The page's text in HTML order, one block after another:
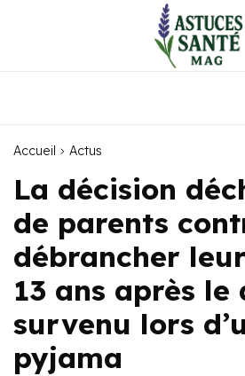
Accueil Actus
La décision
de parents
débrancher
13 ans après le
survenu lors
pyjama